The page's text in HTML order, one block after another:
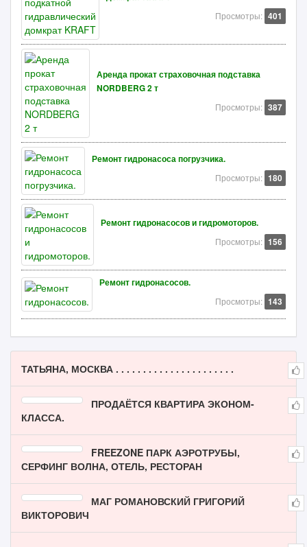
Просмотры: 401
Аренда прокат страховочная подставка
NORDBERG 2 т
Просмотры: 387
Ремонт гидронасоса погрузчика.
Просмотры: 180
Ремонт гидронасосов и гидромоторов.
Просмотры: 156
Ремонт гидронасосов.
Просмотры: 143
ТАТЬЯНА, МОСКВА . . . . . . . . . . . . . . . . . . . . . .
ПРОДАЁТСЯ КВАРТИРА ЭКОНОМ-
КЛАССА.
FREEZONE ПАРК АЭРОТРУБЫ,
СЕРФИНГ ВОЛНА, ОТЕЛЬ, РЕСТОРАН
МАГ РОМАНОВСКИЙ ГРИГОРИЙ
ВИКТОРОВИЧ